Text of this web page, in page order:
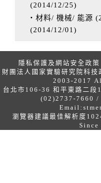
(2014/12/25)
‧材料/ 機械/ 能源
(2014/12/01 )
隱私保護及網站安全政策
財團法人國家實驗研究院科
2003-2017
台北市106-36 和平東路二
(02)2737-7660
Email:
瀏覽器建議最佳解析度